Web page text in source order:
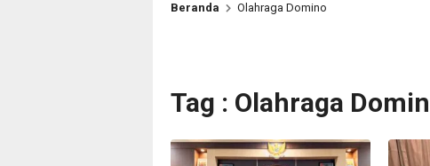
Beranda Olahraga Domino
Tag : Olahraga